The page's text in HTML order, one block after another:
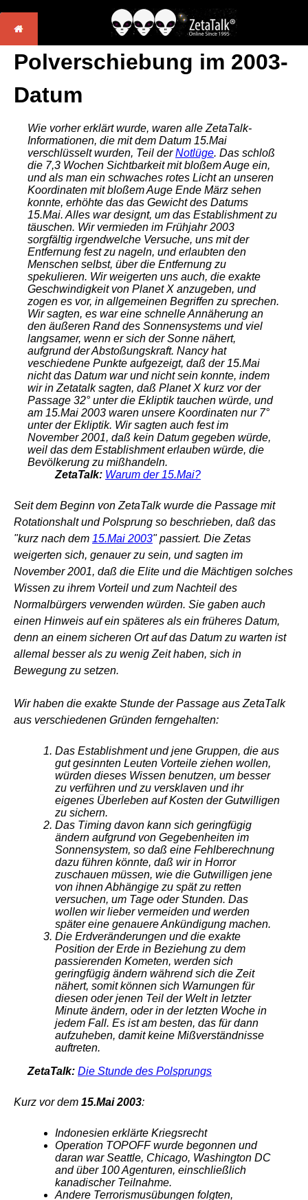
Polverschiebung im 2003-
Datum
Wie vorher erklärt wurde, waren alle ZetaTalk-
Informationen, die mit dem Datum 15.Mai
verschlüsselt wurden, Teil derNotlüge. Das schloß
die 7,3 Wochen Sichtbarkeit mit bloßem Auge ein,
und als man ein schwaches rotes Licht an unseren
Koordinaten mit bloßem Auge Ende März sehen
konnte, erhöhte das das Gewicht des Datums
15.Mai. Alles war designt, um das Establishment zu
täuschen. Wir vermieden im Frühjahr 2003
sorgfältig irgendwelche Versuche, uns mit der
Entfernung fest zu nageln, und erlaubten den
Menschen selbst, über die Entfernung zu
spekulieren. Wir weigerten uns auch, die exakte
Geschwindigkeitvon Planet X anzugeben, und
zogen es vor, in allgemeinen Begriffen zu sprechen.
Wir sagten, es war eine schnelle Annäherung an
den äußeren Rand des Sonnensystems und viel
langsamer, wenn er sich der Sonne nähert,
aufgrund der Abstoßungskraft. Nancy hat
veschiedene Punkte aufgezeigt, daß der 15.Mai
nicht das Datum war und nicht sein konnte, indem
wir in Zetatalk sagten, daß Planet X kurz vor der
Passage 32° unter die Ekliptik tauchen würde, und
am 15.Mai 2003 waren unsere Koordinaten nur 7°
unter der Ekliptik. Wir sagten auch fest im
November 2001, daß kein Datum gegeben würde,
weil das dem Establishment erlauben würde, die
Bevölkerung zu mißhandeln.
ZetaTalk: Warum der 15.Mai?
Seit dem Beginn von ZetaTalk wurde die Passage mit
Rotationshalt und Polsprung so beschrieben, daß das
"kurz nach dem 15.Mai 2003" passiert. Die Zetas
weigerten sich, genauer zu sein, und sagten im
November 2001, daß die Elite und die Mächtigen solches
Wissen zu ihrem Vorteil und zum Nachteil des
Normalbürgers verwenden würden. Sie gaben auch
einen Hinweis auf ein späteres als ein früheres Datum,
denn an einem sicheren Ort auf das Datum zu warten ist
allemal besser als zu wenig Zeit haben, sich in
Bewegung zu setzen.
Wir haben die exakte Stunde der Passage aus ZetaTalk
aus verschiedenen Gründen ferngehalten:
Das Establishment und jene Gruppen, die aus
gut gesinnten Leuten Vorteile ziehen wollen,
würden dieses Wissen benutzen, um besser
zu verführen und zu versklaven und ihr
eigenes Überleben auf Kosten der Gutwilligen
zu sichern.
Das Timing davon kann sich geringfügig
ändern aufgrund von Gegebenheiten im
Sonnensystem, so daß eine Fehlberechnung
dazu führen könnte, daß wir in Horror
zuschauen müssen, wie die Gutwilligen jene
von ihnen Abhängige zu spät zu retten
versuchen, um Tage oder Stunden. Das
wollen wir lieber vermeiden und werden
später eine genauere Ankündigung machen.
Die Erdveränderungen und die exakte
Position der Erde in Beziehung zu dem
passierenden Kometen, werden sich
geringfügig ändern während sich die Zeit
nähert, somit können sich Warnungen für
diesen oder jenen Teil der Welt in letzter
Minute ändern, oder in der letzten Woche in
jedem Fall. Es ist am besten, das fürdann
aufzuheben, damit keine Mißverständnisse
auftreten.
ZetaTalk: Die Stunde des Polsprungs
Kurz vor dem 15.Mai 2003:
Indonesien erklärte Kriegsrecht
Operation TOPOFF wurde begonnen und
daran war Seattle, Chicago, Washington DC
and über 100 Agenturen, einschließlich
kanadischer Teilnahme.
Andere Terrorismusübungen folgten,